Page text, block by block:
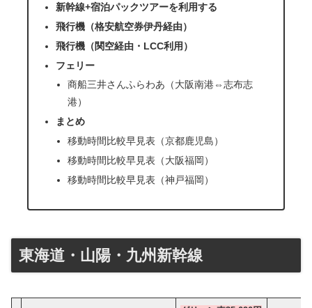
新幹線+宿泊パックツアーを利用する
飛行機（格安航空券伊丹経由）
飛行機（関空経由・LCC利用）
フェリー
商船三井さんふらわあ（大阪南港⇔志布志
港）
まとめ
移動時間比較早見表（京都鹿児島）
移動時間比較早見表（大阪福岡）
移動時間比較早見表（神戸福岡）
東海道・山陽・九州新幹線